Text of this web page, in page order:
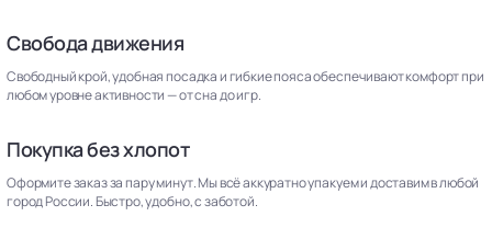
Свобода движения
Свободный крой, удобная посадка и гибкие пояса обеспечивают комфорт при
любом уровне активности — от сна до игр.
Покупка без хлопот
Оформите заказ за пару минут. Мы всё аккуратно упакуем и доставим в любой
город России. Быстро, удобно, с заботой.